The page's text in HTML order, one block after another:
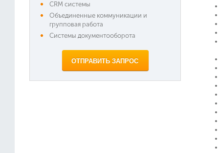
CRM системы
Объединенные коммуникации и
групповая работа
Системы документооборота
ОТПРАВИТЬ ЗАПРОС